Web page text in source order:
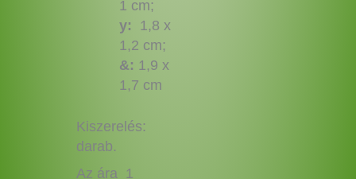
1 cm;
y:
1,8 x
1,2 cm;
&: 1,9 x
1,7 cm
Kiszerelés:
darab.
Az ára 1